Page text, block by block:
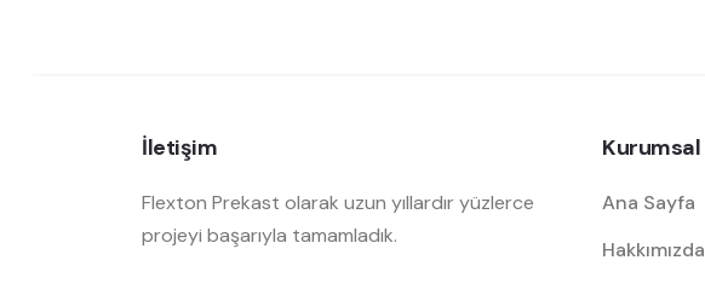
İletişim
Flexton Prekast olarak uzun yıllardır yüzlerce
projeyi başarıyla tamamladık.
Kurumsal
Ana Sayfa
Hakkımızda